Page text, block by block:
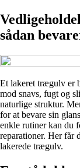
sådan
Et lakeret trægulv er
mod snavs, fugt og
naturlige struktur.
for at bevare sin
enkle rutiner kan du
reparationer. Her får
lakerede trægulv.